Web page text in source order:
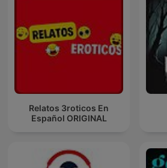
Relatos 3roticos En
Español ORIGINAL